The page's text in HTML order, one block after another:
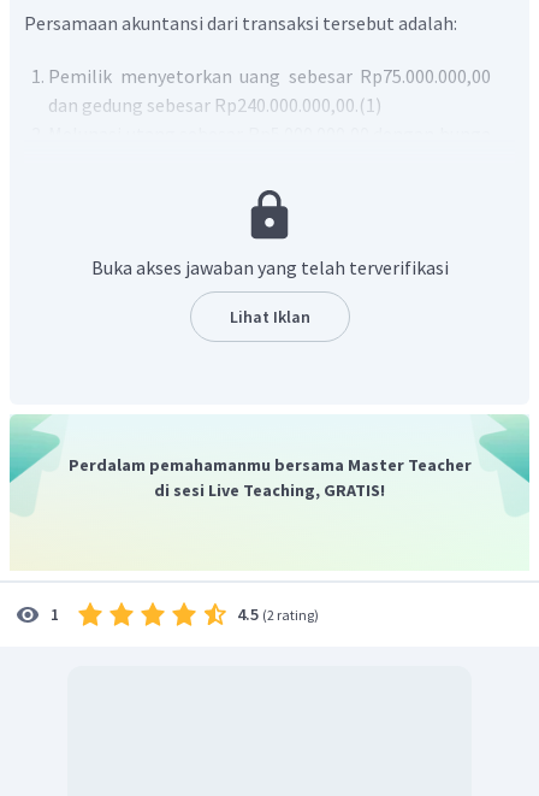
Persamaan akuntansi dari transaksi tersebut adalah:
Pemilik menyetorkan uang sebesar Rp75.000.000,00
dan gedung sebesar Rp240.000.000,00.(1)
Memperoleh pendapatan jasa sebesar Rp8.500.000,00.
Jadi, jawaban yang tepat adalah pilihan C.
Buka akses jawaban yang telah terverifikasi
Lihat Iklan
Perdalam pemahamanmu bersama Master Teacher
di sesi Live Teaching, GRATIS!
1 4.5 (2 rating)